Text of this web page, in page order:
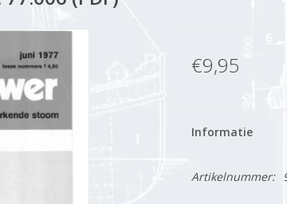
€9,95
Informatie
Artikelnummer: